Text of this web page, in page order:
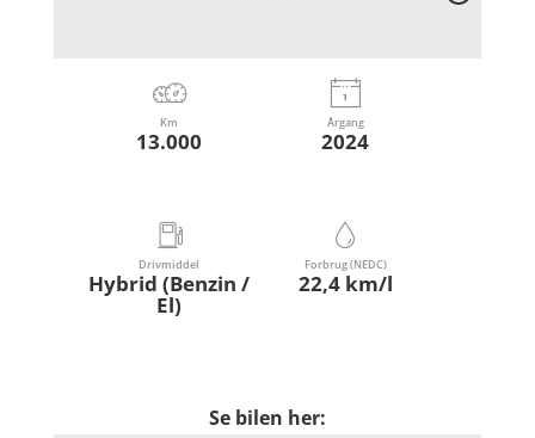
Km
13.000
Årgang
2024
Drivmiddel
Hybrid (Benzin /
El)
Forbrug (NEDC)
22,4 km/l
Se bilen her: